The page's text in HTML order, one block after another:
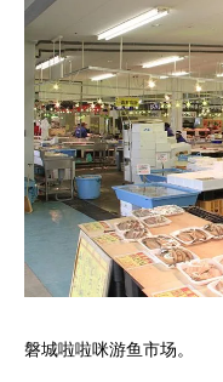
磐城啦啦咪游鱼市场。